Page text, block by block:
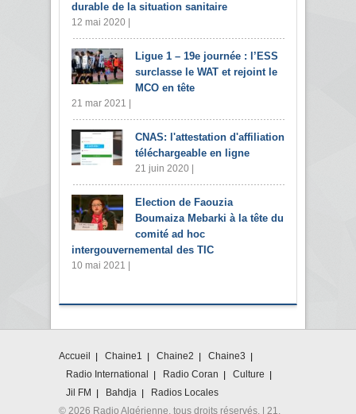
durable de la situation sanitaire
12 mai 2020 |
Ligue 1 – 19e journée : l’ESS
surclasse le WAT et rejoint le
MCO en tête
21 mar 2021 |
CNAS: l'attestation d'affiliation
téléchargeable en ligne
21 juin 2020 |
Election de Faouzia
Boumaiza Mebarki à la tête du
comité ad hoc
intergouvernemental des TIC
10 mai 2021 |
Accueil Chaine1 Chaine2
Chaine3
Radio International
Radio Coran
Culture
Jil FM
Bahdja
Radios Locales
© 2026 Radio Algérienne. tous droits réservés. | 21,